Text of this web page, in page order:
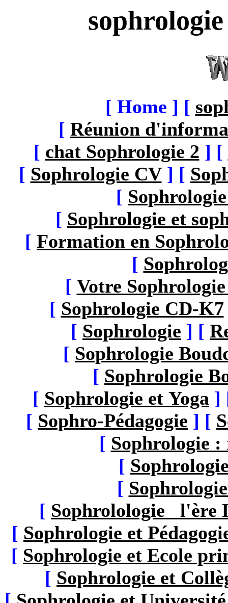
[ Home ] [
[ Réunion
[ chat Sophrologie 2 ] [
[ Sophrologie CV] [
[
[ Sophrologie et
[ Formation en
[
[ Votre
[ Sophrologie CD-K7
[ Sophrologie ] [
[ Sophrologie
[ Sophrologie
[ Sophrologie et Yoga ]
[ Sophro-Pédagogie ] [
[ Sophrologie
[
[
[ Sophrolologie l'ère
[ Sophrologie et
[ Sophrologie et Ecole
[ Sophrologie et